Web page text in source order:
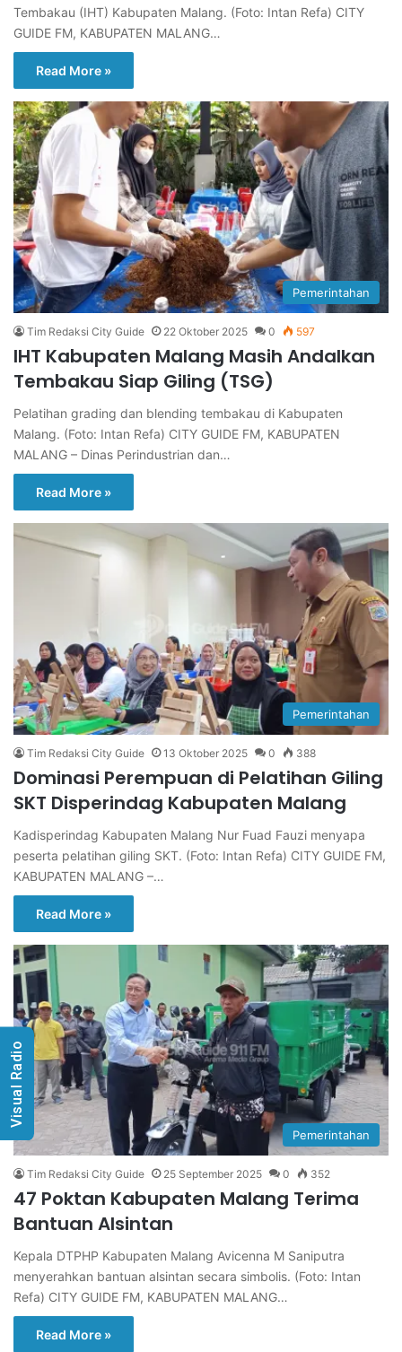
Tembakau (IHT) Kabupaten Malang. (Foto: Intan Refa) CITY
GUIDE FM, KABUPATEN MALANG…
Read More »
Pemerintahan
Tim Redaksi City Guide 22 Oktober 2025 0 597
IHT Kabupaten Malang Masih Andalkan
Tembakau Siap Giling (TSG)
Pelatihan grading dan blending tembakau di Kabupaten
Malang. (Foto: Intan Refa) CITY GUIDE FM, KABUPATEN
MALANG – Dinas Perindustrian dan…
Read More »
Pemerintahan
Tim Redaksi City Guide 13 Oktober 2025 0 388
Dominasi Perempuan di Pelatihan Giling
SKT Disperindag Kabupaten Malang
Kadisperindag Kabupaten Malang Nur Fuad Fauzi menyapa
peserta pelatihan giling SKT. (Foto: Intan Refa) CITY GUIDE FM,
KABUPATEN MALANG –…
Read More »
Pemerintahan
Tim Redaksi City Guide 25 September 2025 0 352
47 Poktan Kabupaten Malang Terima
Bantuan Alsintan
Kepala DTPHP Kabupaten Malang Avicenna M Saniputra
menyerahkan bantuan alsintan secara simbolis. (Foto: Intan
Refa) CITY GUIDE FM, KABUPATEN MALANG…
Read More »
Visual Radio